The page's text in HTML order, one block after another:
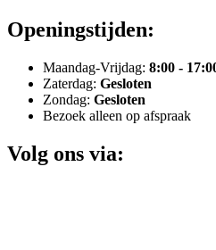
Openingstijden:
Maandag-Vrijdag: 8:00 -
Zaterdag: Gesloten
Zondag: Gesloten
Bezoek alleen op afspraak
Volg ons via: